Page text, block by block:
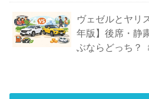
ヴェゼルとヤリ
年版】後席・静
ぶならどっち？